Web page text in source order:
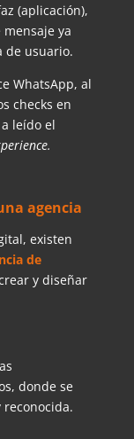
(aplicación),
ya
de usuario.
WhatsApp, al
checks en
leído el
agencia
existen
de
y diseñar
donde se
reconocida.